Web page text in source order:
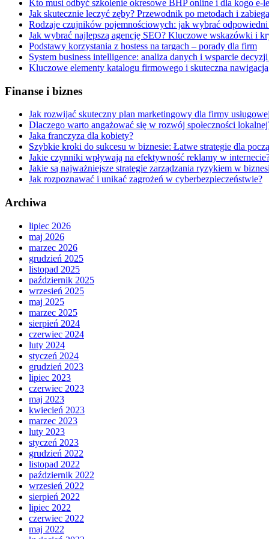
Kto musi odbyć szkolenie okresowe BHP online i dla kogo e-
Jak skutecznie leczyć zęby? Przewodnik po metodach i
Rodzaje czujników pojemnościowych: jak wybrać
Jak wybrać najlepszą agencję SEO? Kluczowe wskazówki i
Podstawy korzystania z hostess na targach – porady dla firm
System business intelligence: analiza danych i wsparcie
Kluczowe elementy katalogu firmowego i skuteczna nawigacja
Finanse i biznes
Jak rozwijać skuteczny plan marketingowy dla firmy
Dlaczego warto angażować się w rozwój społeczności
Jaka franczyza dla kobiety?
Szybkie kroki do sukcesu w biznesie: Łatwe strategie dla
Jakie czynniki wpływają na efektywność reklamy w
Jakie są najważniejsze strategie zarządzania ryzykiem w
Jak rozpoznawać i unikać zagrożeń w cyberbezpieczeństwie?
Archiwa
lipiec 2026
maj 2026
marzec 2026
grudzień 2025
listopad 2025
październik 2025
wrzesień 2025
maj 2025
marzec 2025
sierpień 2024
czerwiec 2024
luty 2024
styczeń 2024
grudzień 2023
lipiec 2023
czerwiec 2023
maj 2023
kwiecień 2023
marzec 2023
luty 2023
styczeń 2023
grudzień 2022
listopad 2022
październik 2022
wrzesień 2022
sierpień 2022
lipiec 2022
czerwiec 2022
maj 2022